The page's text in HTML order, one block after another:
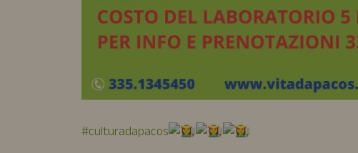
#culturadapacos